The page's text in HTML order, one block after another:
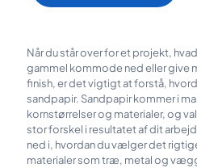
vælges
varesiden
Når du står over for et projekt,
gammel kommode ned eller give
finish, er det vigtigt at forstå,
sandpapir. Sandpapir kommer i
kornstørrelser og materialer, og
stor forskel i resultatet af dit
ned i, hvordan du vælger det
materialer som træ, metal og